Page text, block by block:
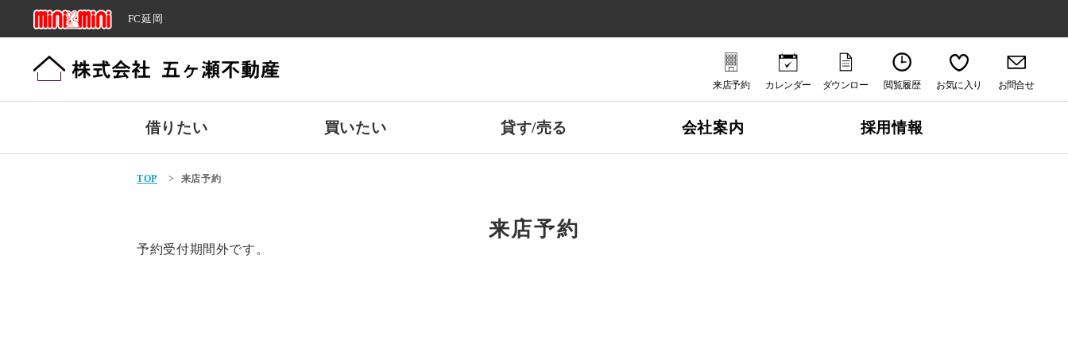
FC延岡
来店予約 カレンダー
ダウンロー
ド
閲覧履歴 お気に入り お問合せ
借りたい 買いたい 貸す/売る 会社案内 採用情報
TOP > 来店予約
来店予約
予約受付期間外です。